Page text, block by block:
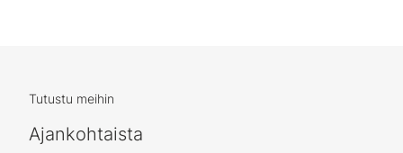
Tutustu meihin
Ajankohtaista